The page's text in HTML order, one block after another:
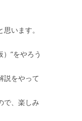
います。
”をやろう
説をやって
で、楽しみ